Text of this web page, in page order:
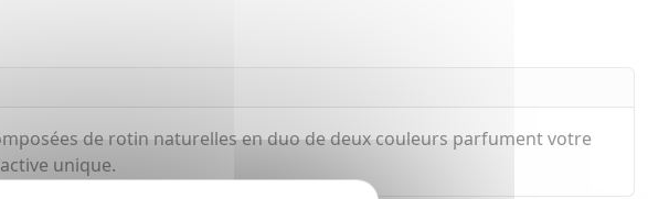
de rotin naturelles en duo de deux couleurs parfument votre
unique.